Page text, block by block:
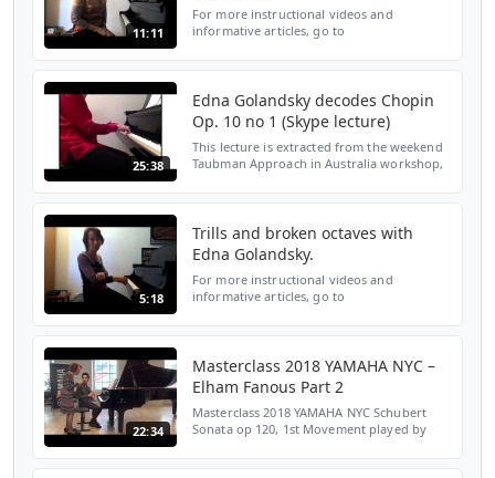
11:11
For more instructional videos and
informative articles, go to
www.golandsky...
25:38
Edna Golandsky decodes Chopin
Op. 10 no 1 (Skype lecture)
This lecture is extracted from the weekend
Taubman Approach in Australia workshop,
5:18
Trills and broken octaves with
Edna Golandsky.
For more instructional videos and
informative articles, go to
www.golandsky...
22:34
Masterclass 2018 YAMAHA NYC –
Elham Fanous Part 2
Masterclass 2018 YAMAHA NYC Schubert
Sonata op 120, 1st Movement played by